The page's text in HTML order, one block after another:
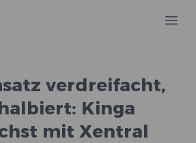
verdreifacht,
Kinga
mit Xentral